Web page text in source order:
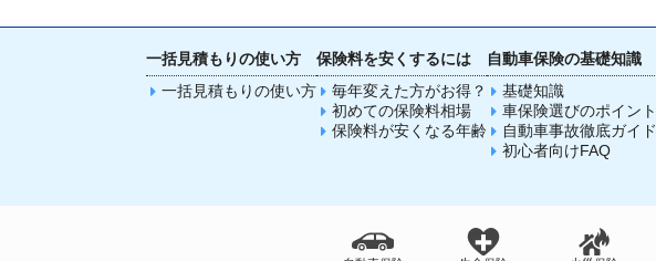
一括見積もりの使い方
一括見積もりの使い方
保険料を安くするには
毎年変えた方がお得？
初めての保険料相場
保険料が安くなる年齢
自動車保険の基礎知識
基礎知識
車保険選びのポイント
自動車事故徹底ガイド
初心者向けFAQ